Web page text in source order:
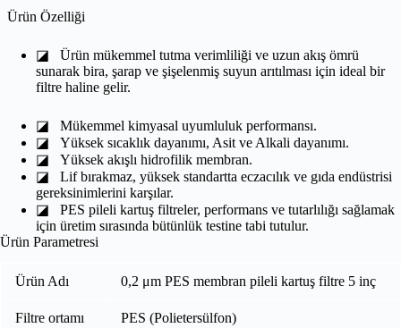
Ürün Özelliği
◪ Ürün mükemmel tutma verimliliği ve uzun akış ömrü
sunarak bira, şarap ve şişelenmiş suyun arıtılması için ideal bir
filtre haline gelir.
◪ Mükemmel kimyasal uyumluluk performansı.
◪ Yüksek sıcaklık dayanımı, Asit ve Alkali dayanımı.
◪ Yüksek akışlı hidrofilik membran.
◪ Lif bırakmaz, yüksek standartta eczacılık ve gıda endüstrisi
gereksinimlerini karşılar.
◪ PES pileli kartuş filtreler, performans ve tutarlılığı sağlamak
için üretim sırasında bütünlük testine tabi tutulur.
Ürün Parametresi
Ürün Adı 0,2 μm PES membran pileli kartuş filtre 5 inç
Filtre ortamı PES (Polietersülfon)